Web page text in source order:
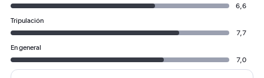
6,6
Tripulación
7,7
En general
7,0